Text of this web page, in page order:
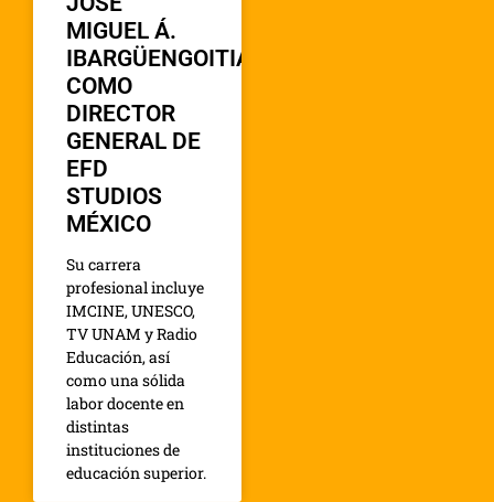
MIGUEL Á.
IBARGÜENGOITIA
COMO
DIRECTOR
GENERAL DE
EFD
STUDIOS
MÉXICO
Su carrera
profesional incluye
IMCINE, UNESCO,
TV UNAM y Radio
Educación, así
como una sólida
labor docente en
distintas
instituciones de
educación superior.